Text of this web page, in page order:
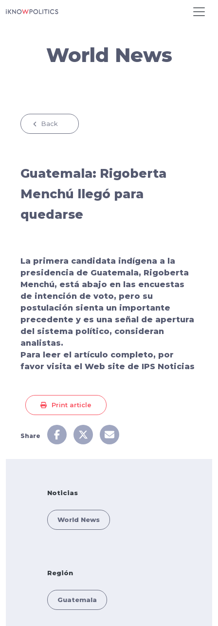
World News
Back
Guatemala: Rigoberta
Menchú llegó para
quedarse
La primera candidata indígena a la
presidencia de Guatemala, Rigoberta
Menchú, está abajo en las encuestas
de intención de voto, pero su
postulación sienta un importante
precedente y es una señal de apertura
del sistema político, consideran
analistas.
Para leer el artículo completo, por
favor visita el Web site de IPS Noticias
Print article
Share
Noticias
World News
Región
Guatemala